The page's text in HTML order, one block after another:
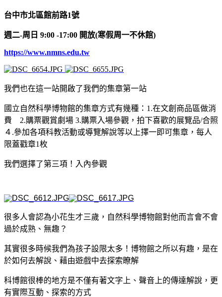
台中市北區館前路1號
週二-周日 9:00 -17:00 開放(寒假周一不休館)
https://www.nmns.edu.tw
我們也在這一站開啟了我們的集章第一站
國立自然科學博物館的集章方式有幾種：1.在文創商品區做消
費 2.購票觀賞劇場 3.購票入場參觀，拍下喜歡的展覽品/合照
４.參加各項科教活動或導覽解說等以上擇一即可集章，每人
限蓋戳章1枚
我們選擇了第三項！入內參觀
很多人會認為小花生才三歲，自然科學博物館對他而言會不會
過於成熟、無趣？
其實很多時候我們為孩子設限太多！博物館之所以有趣，是在
於如何去解說、藉由遊戲中去探索瞭解
科博館很棒的地方是不僅有著文字上、聲音上的傳達解說，更
有實際互動、探索的方式